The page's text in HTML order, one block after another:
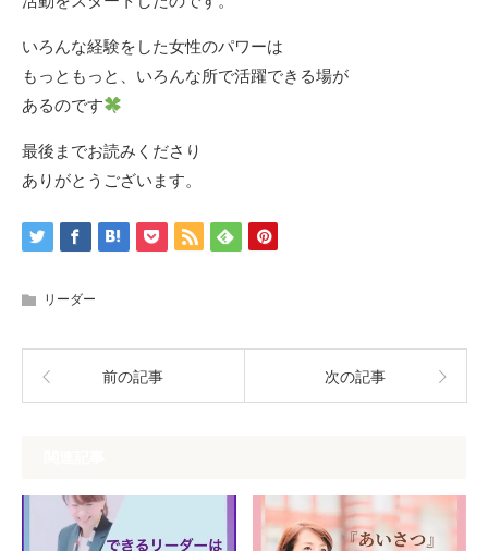
いろんな経験をした女性のパワーは
もっともっと、いろんな所で活躍できる場が
あるのです
最後までお読みくださり
ありがとうございます。
リーダー
前の記事 次の記事